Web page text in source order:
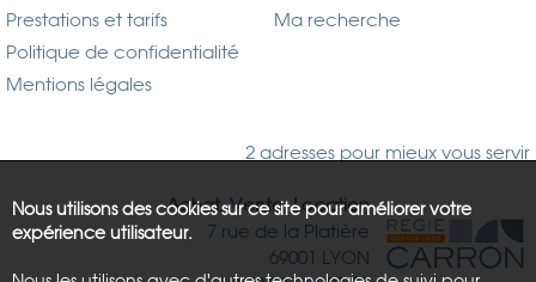
Prestations et tarifs
Politique de confidentialité
Mentions légales
Ma recherche
2 adresses pour mieux vous servir
Achat, Vente, Location
7 rue de la Platière
69001 LYON
Nous utilisons des cookies sur ce site pour améliorer votre
expérience utilisateur.